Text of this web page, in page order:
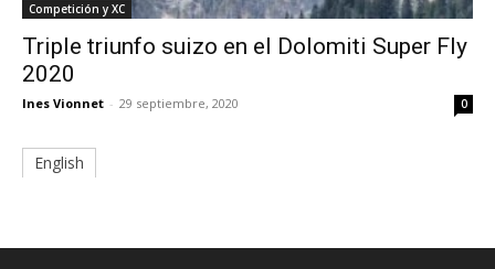
Competición y XC
Triple triunfo suizo en el Dolomiti Super Fly
2020
Ines Vionnet - 29 septiembre, 2020 0
English